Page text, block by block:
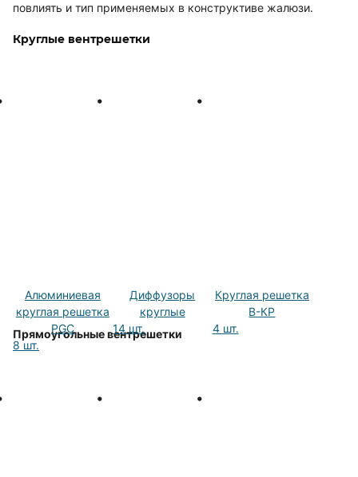
повлиять и тип применяемых в конструктиве жалюзи.
Круглые вентрешетки
Алюминиевая
круглая решетка
PGC
8 шт.
Диффузоры
круглые
14 шт.
Круглая решетка
В-КР
4 шт.
Прямоугольные вентрешетки